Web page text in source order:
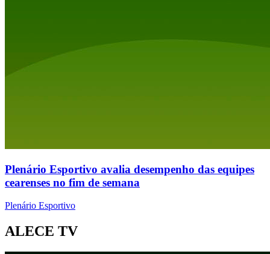
Plenário Esportivo avalia desempenho das equipes
cearenses no fim de semana
Plenário Esportivo
ALECE TV